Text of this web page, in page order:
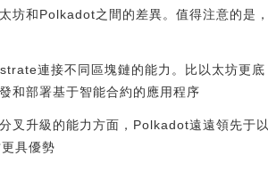
坊和Polkadot之間的差異。值得注意的是，
連接不同區塊鏈的能力。比以太坊更底
和部署基于智能合約的應用程序
叉升級的能力方面，Polkadot遠遠領先于以
具優勢